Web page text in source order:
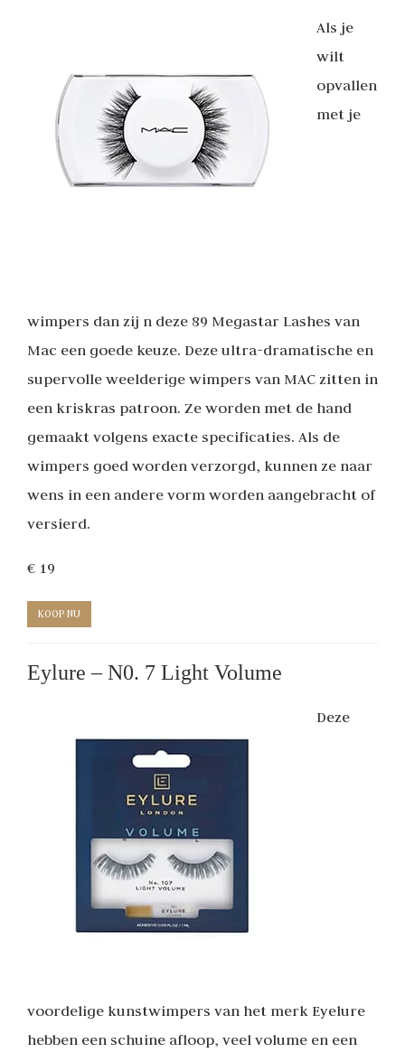
Als je
wilt
opvallen
met je
wimpers dan zij n deze 89 Megastar Lashes van
Mac een goede keuze. Deze ultra-dramatische en
supervolle weelderige wimpers van MAC zitten in
een kriskras patroon. Ze worden met de hand
gemaakt volgens exacte specificaties. Als de
wimpers goed worden verzorgd, kunnen ze naar
wens in een andere vorm worden aangebracht of
versierd.
€ 19
KOOP NU
Eylure – N0. 7 Light Volume
Deze
voordelige kunstwimpers van het merk Eyelure
hebben een schuine afloop, veel volume en een